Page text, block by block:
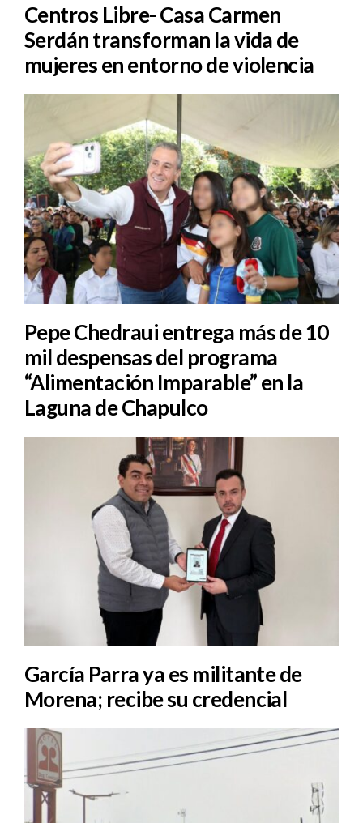
Centros Libre- Casa Carmen
Serdán transforman la vida de
mujeres en entorno de violencia
Pepe Chedraui entrega más de 10
mil despensas del programa
“Alimentación Imparable” en la
Laguna de Chapulco
García Parra ya es militante de
Morena; recibe su credencial